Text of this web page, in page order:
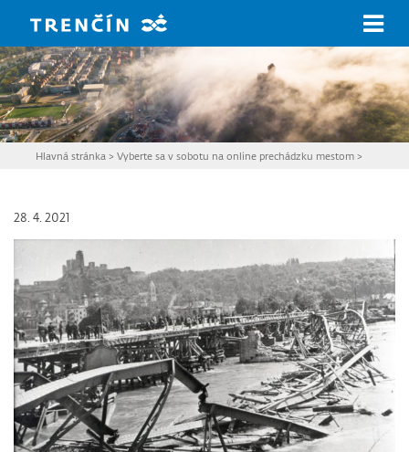
Hlavná stránka >Vyberte sa v sobotu na online prechádzku mestom >
28. 4. 2021